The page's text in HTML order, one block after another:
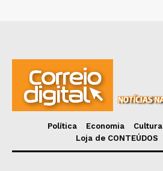
Política Economia Cultura
Loja de CONTEÚDOS